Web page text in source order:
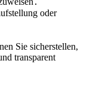
oder
Sie sicherstellen,
transparent